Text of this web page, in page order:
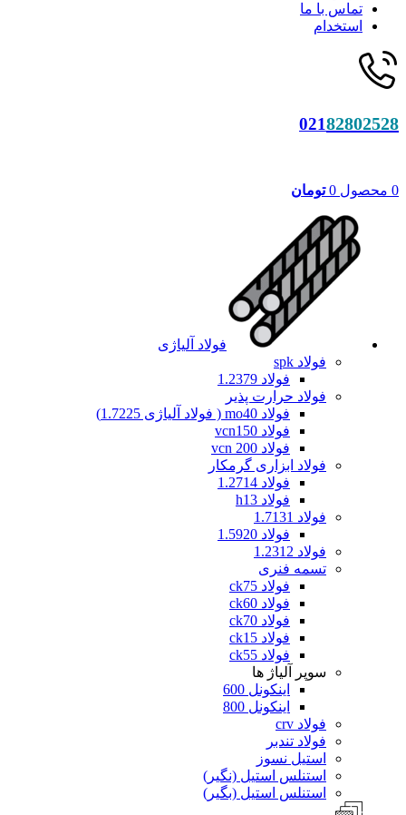
تماس با ما
استخدام
02182802528
0 محصول 0 تومان
فولاد آلیاژی
فولاد spk
فولاد 1.2379
فولاد حرارت پذیر
فولاد mo40 ( فولاد آلیاژی 1.7225)
فولاد vcn150
فولاد vcn 200
فولاد ابزاری گرمکار
فولاد 1.2714
فولاد h13
فولاد 1.7131
فولاد 1.5920
فولاد 1.2312
تسمه فنری
فولاد ck75
فولاد ck60
فولاد ck70
فولاد ck15
فولاد ck55
سوپر آلیاژ ها
اینکونل 600
اینکونل 800
فولاد crv
فولاد تندبر
استیل نسوز
استنلس استیل (نگیر)
استنلس استیل (بگیر)